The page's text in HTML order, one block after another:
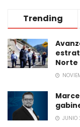
Trending
Norte